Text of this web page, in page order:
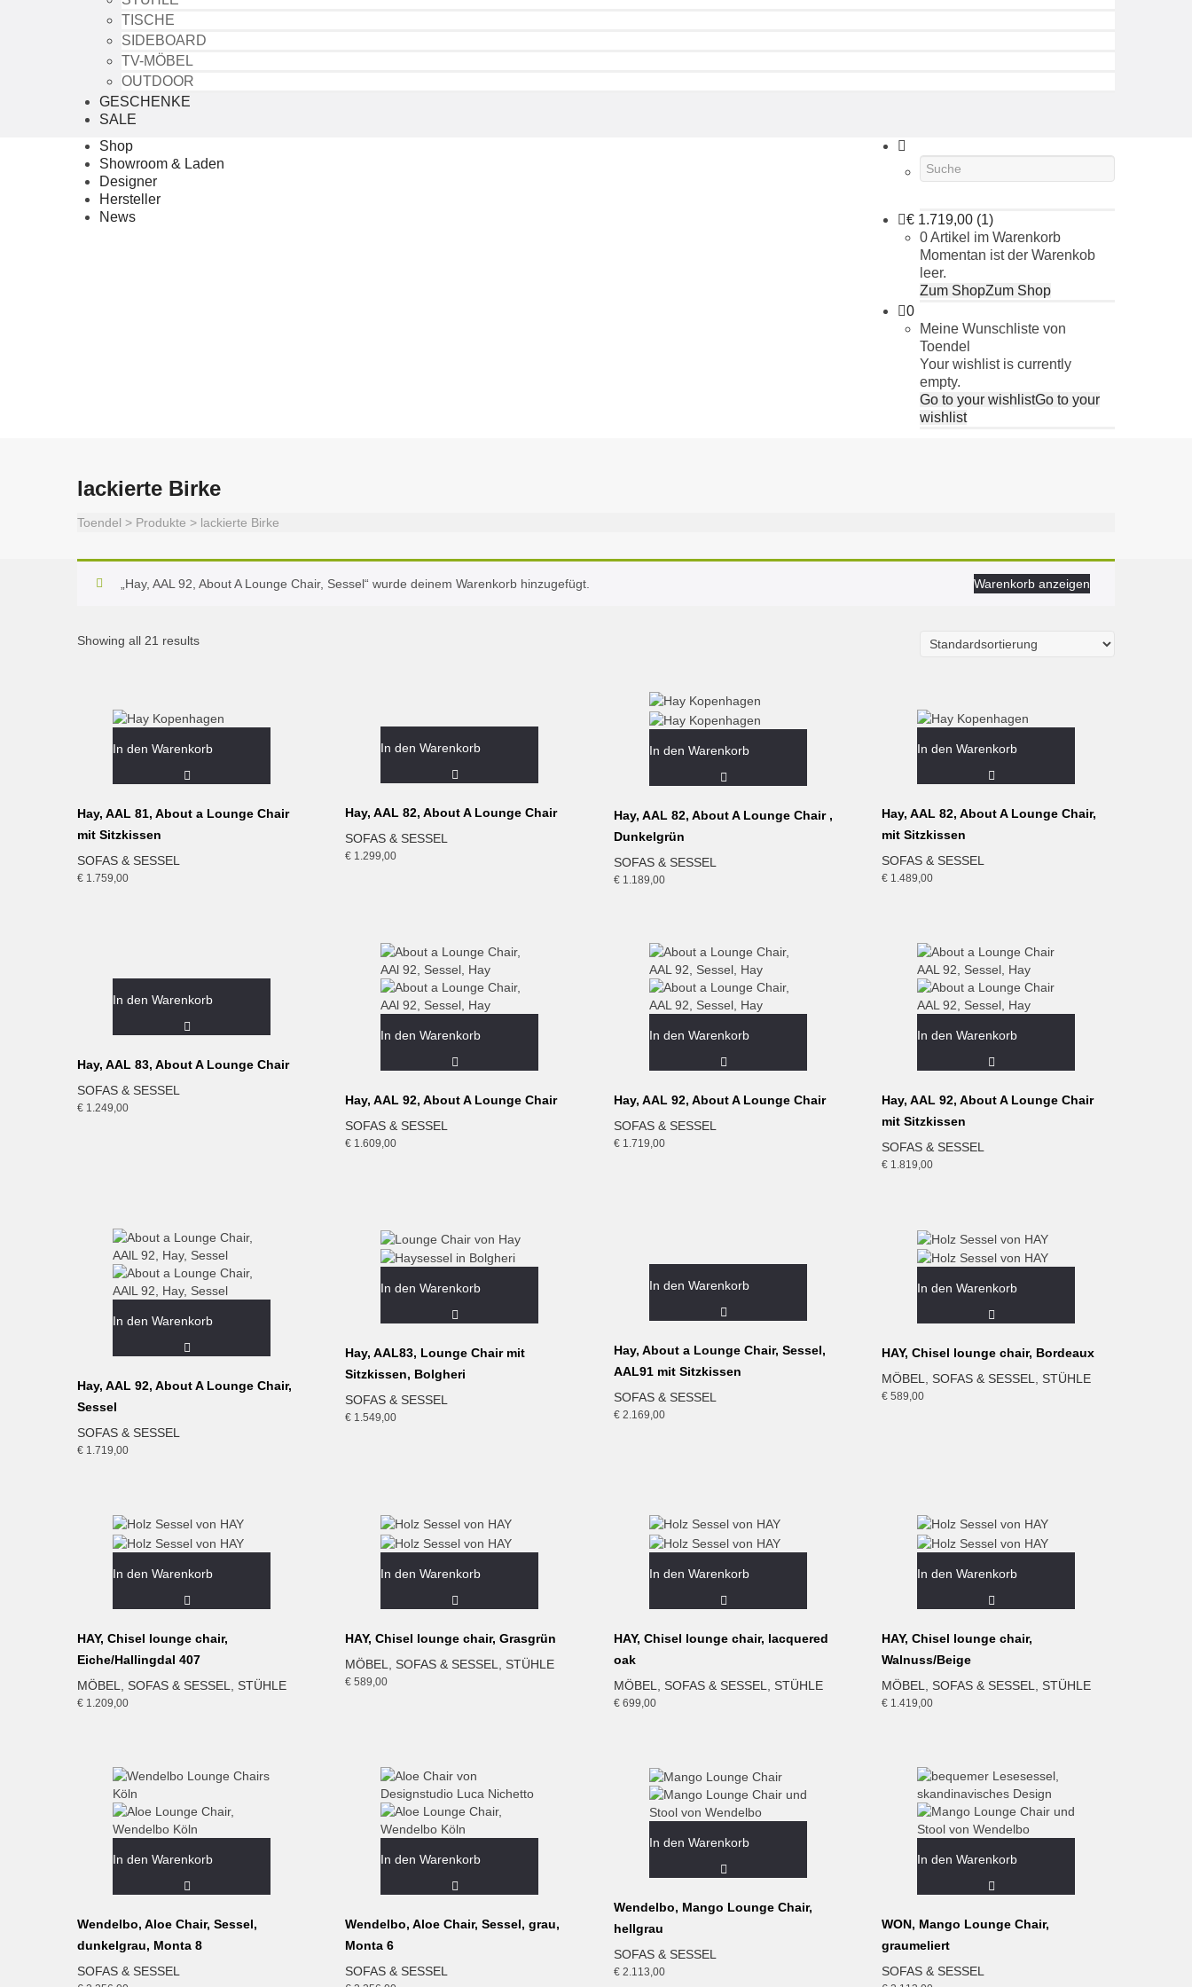
TISCHE
SIDEBOARD
TV-MÖBEL
OUTDOOR
GESCHENKE
SALE
Shop
Showroom & Laden
Designer
Hersteller
News
€ 1.719,00 (1)
0 Artikel im Warenkorb
Momentan ist der Warenkob
leer.
Zum ShopZum Shop
0
Meine Wunschliste von
Toendel
Your wishlist is currently
empty.
Go to your wishlistGo to your
wishlist
lackierte Birke
Toendel > Produkte > lackierte Birke
„Hay, AAL 92, About A Lounge Chair, Sessel“ wurde deinem Warenkorb hinzugefügt. Warenkorb anzeigen
Showing all 21 results
In den Warenkorb
Hay, AAL 81, About a Lounge Chair
mit Sitzkissen
SOFAS & SESSEL
€ 1.759,00
In den Warenkorb
Hay, AAL 82, About A Lounge Chair
SOFAS & SESSEL
€ 1.299,00
In den Warenkorb
Hay, AAL 82, About A Lounge Chair ,
Dunkelgrün
SOFAS & SESSEL
€1.189,00
In den Warenkorb
Hay, AAL 82, About A Lounge Chair,
mit Sitzkissen
SOFAS & SESSEL
€ 1.489,00
In den Warenkorb
Hay, AAL 83, About A Lounge Chair
SOFAS & SESSEL
€ 1.249,00
In den Warenkorb
Hay, AAL 92, About A Lounge Chair
SOFAS & SESSEL
€ 1.609,00
In den Warenkorb
Hay, AAL 92, About A Lounge Chair
SOFAS & SESSEL
€1.719,00
In den Warenkorb
Hay, AAL 92, About A Lounge Chair
mit Sitzkissen
SOFAS & SESSEL
€ 1.819,00
In den Warenkorb
Hay, AAL 92, About A Lounge Chair,
Sessel
SOFAS & SESSEL
€ 1.719,00
In den Warenkorb
Hay, AAL83, Lounge Chair mit
Sitzkissen, Bolgheri
SOFAS & SESSEL
€ 1.549,00
In den Warenkorb
Hay, About a Lounge Chair, Sessel,
AAL91 mit Sitzkissen
SOFAS & SESSEL
€2.169,00
In den Warenkorb
HAY, Chisel lounge chair, Bordeaux
MÖBEL
SOFAS & SESSEL STÜHLE
€ 589,00
In den Warenkorb
HAY, Chisel lounge chair,
Eiche/Hallingdal 407
MÖBEL
SOFAS & SESSEL STÜHLE
€ 1.209,00
In den Warenkorb
HAY, Chisel lounge chair, Grasgrün
MÖBEL
SOFAS & SESSEL STÜHLE
€ 589,00
In den Warenkorb
HAY, Chisel lounge chair, lacquered
oak
MÖBEL
SOFAS & SESSEL STÜHLE
€699,00
In den Warenkorb
HAY, Chisel lounge chair,
Walnuss/Beige
MÖBEL
SOFAS & SESSEL STÜHLE
€ 1.419,00
In den Warenkorb
Wendelbo, Aloe Chair, Sessel,
dunkelgrau, Monta 8
SOFAS & SESSEL
In den Warenkorb
Wendelbo, Aloe Chair, Sessel, grau,
Monta 6
SOFAS & SESSEL
In den Warenkorb
Wendelbo, Mango Lounge Chair,
hellgrau
SOFAS & SESSEL
€2.113,00
In den Warenkorb
WON, Mango Lounge Chair,
graumeliert
SOFAS & SESSEL